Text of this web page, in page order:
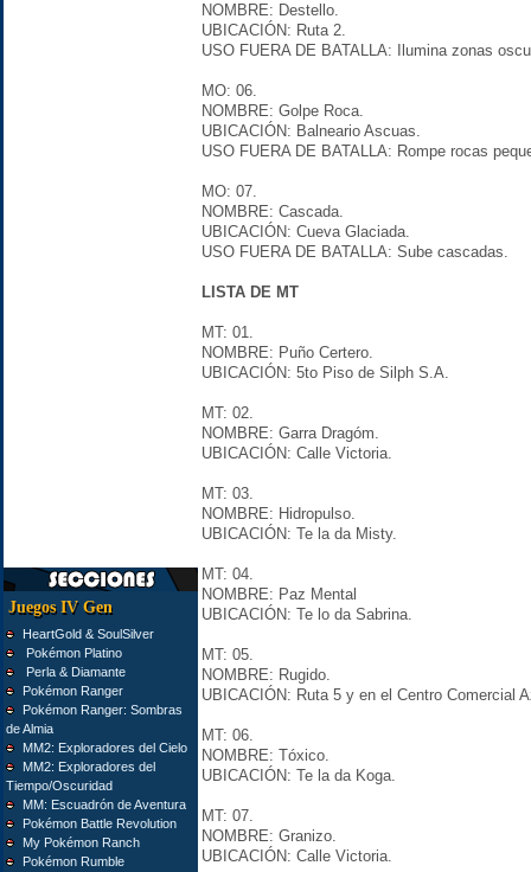
Juegos IV Gen
HeartGold & SoulSilver
Pokémon Platino
Perla & Diamante
Pokémon Ranger
Pokémon Ranger: Sombras
de Almia
MM2: Exploradores del Cielo
MM2: Exploradores del
Tiempo/Oscuridad
MM: Escuadrón de Aventura
Pokémon Battle Revolution
My Pokémon Ranch
Pokémon Rumble
NOMBRE: Destello.
UBICACIÓN: Ruta 2.
USO FUERA DE BATALLA: Ilumina zonas
MO: 06.
NOMBRE: Golpe Roca.
UBICACIÓN: Balneario Ascuas.
USO FUERA DE BATALLA: Rompe rocas
MO: 07.
NOMBRE: Cascada.
UBICACIÓN: Cueva Glaciada.
USO FUERA DE BATALLA: Sube cascadas.
LISTA DE MT
MT: 01.
NOMBRE: Puño Certero.
UBICACIÓN: 5to Piso de Silph S.A.
MT: 02.
NOMBRE: Garra Dragóm.
UBICACIÓN: Calle Victoria.
MT: 03.
NOMBRE: Hidropulso.
UBICACIÓN: Te la da Misty.
MT: 04.
NOMBRE: Paz Mental
UBICACIÓN: Te lo da Sabrina.
MT: 05.
NOMBRE: Rugido.
UBICACIÓN: Ruta 5 y en el Centro Comercial
MT: 06.
NOMBRE: Tóxico.
UBICACIÓN: Te la da Koga.
MT: 07.
NOMBRE: Granizo.
UBICACIÓN: Calle Victoria.